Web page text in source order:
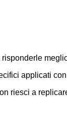
applicati
riesci a